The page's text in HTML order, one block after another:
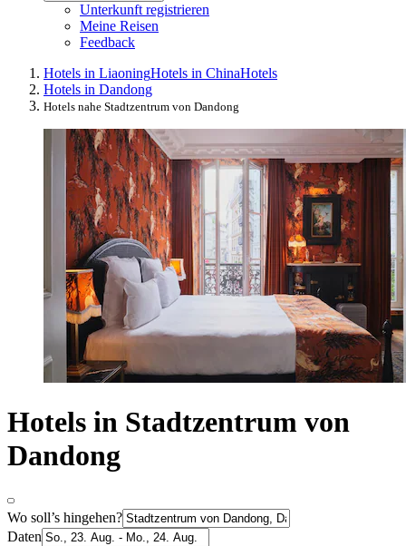
Unterkunft registrieren
Meine Reisen
Feedback
Hotels in LiaoningHotels in ChinaHotels
Hotels in Dandong
Hotels nahe Stadtzentrum von Dandong
Hotels in Stadtzentrum von
Dandong
Wo soll’s hingehen?
Daten